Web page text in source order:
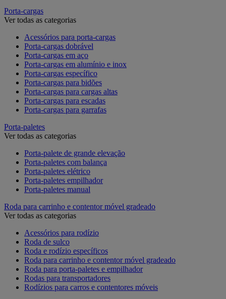
Porta-cargas
Ver todas as categorias
Acessórios para porta-cargas
Porta-cargas dobrável
Porta-cargas em aço
Porta-cargas em alumínio e inox
Porta-cargas específico
Porta-cargas para bidões
Porta-cargas para cargas altas
Porta-cargas para escadas
Porta-cargas para garrafas
Porta-paletes
Ver todas as categorias
Porta-palete de grande elevação
Porta-paletes com balança
Porta-paletes elétrico
Porta-paletes empilhador
Porta-paletes manual
Roda para carrinho e contentor móvel gradeado
Ver todas as categorias
Acessórios para rodízio
Roda de sulco
Roda e rodízio específicos
Roda para carrinho e contentor móvel gradeado
Roda para porta-paletes e empilhador
Rodas para transportadores
Rodízios para carros e contentores móveis